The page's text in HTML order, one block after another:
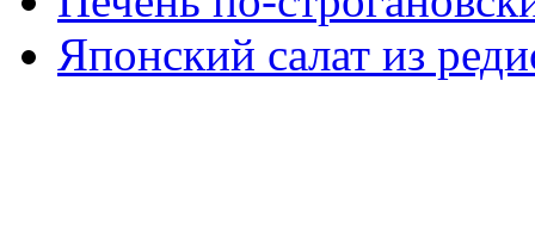
Японский салат из